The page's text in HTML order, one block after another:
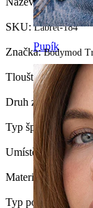
Pupík
Zahnutá
SKU:Labret-184
Značka:Bodymod
Tloušťka závitu:1,2
Druh zapínání:
Typ šperku:
Umístění: Helix,
Materiál: Titan
Typ povlaku:PVD